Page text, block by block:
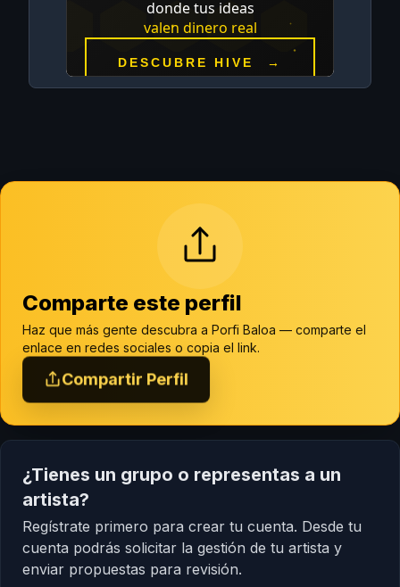
Comparte este perfil
Haz que más gente descubra a Porfi Baloa — comparte el
enlace en redes sociales o copia el link.
Compartir Perfil
¿Tienes un grupo o representas a un
artista?
Regístrate primero para crear tu cuenta. Desde tu
cuenta podrás solicitar la gestión de tu artista y
enviar propuestas para revisión.